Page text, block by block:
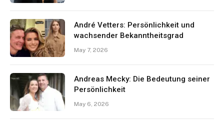
André Vetters: Persönlichkeit und
wachsender Bekanntheitsgrad
May 7, 2026
Andreas Mecky: Die Bedeutung seiner
Persönlichkeit
May 6, 2026